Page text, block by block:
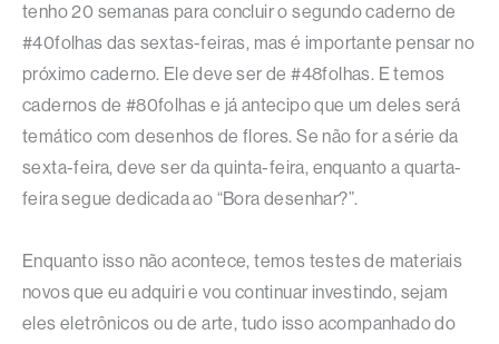
tenho 20 semanas para concluir o segundo caderno de
#40folhas das sextas-feiras, mas é importante pensar no
próximo caderno. Ele deve ser de #48folhas. E temos
cadernos de #80folhas e já antecipo que um deles será
temático com desenhos de flores. Se não for a série da
sexta-feira, deve ser da quinta-feira, enquanto a quarta-
feira segue dedicada ao “Bora desenhar?”.
Enquanto isso não acontece, temos testes de materiais
novos que eu adquiri e vou continuar investindo, sejam
eles eletrônicos ou de arte, tudo isso acompanhado do